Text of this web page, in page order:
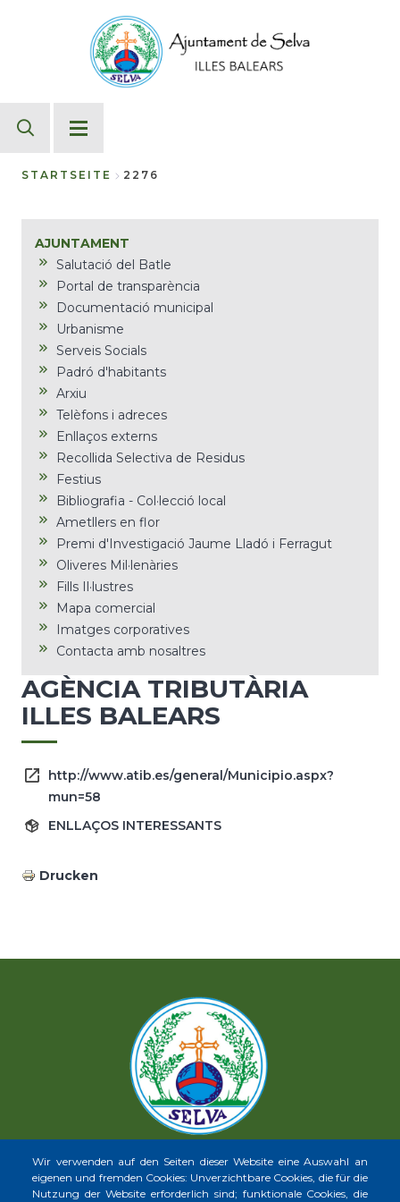
STARTSEITE 2276
AJUNTAMENT
Salutació del Batle
Portal de transparència
Documentació municipal
Urbanisme
Serveis Socials
Padró d'habitants
Arxiu
Telèfons i adreces
Enllaços externs
Recollida Selectiva de Residus
Festius
Bibliografia - Col·lecció local
Ametllers en flor
Premi d'Investigació Jaume Lladó i Ferragut
Oliveres Mil·lenàries
Fills Il·lustres
Mapa comercial
Imatges corporatives
Contacta amb nosaltres
AGÈNCIA TRIBUTÀRIA
ILLES BALEARS
http://www.atib.es/general/Municipio.aspx?
mun=58
ENLLAÇOS INTERESSANTS
Drucken
Wir verwenden auf den Seiten dieser Website eine Auswahl an
eigenen und fremden Cookies: Unverzichtbare Cookies, die für die
Nutzung der Website erforderlich sind; funktionale Cookies, die
INICI